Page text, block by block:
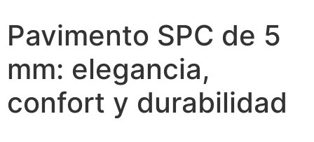
Pavimento SPC de 5
mm: elegancia,
confort y durabilidad